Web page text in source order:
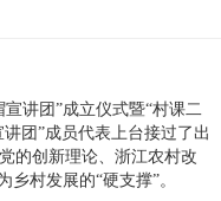
讲团”成立仪式暨“村课二
团”成员代表上台接过了出
的创新理论、浙江农村改
村发展的“硬支撑”。